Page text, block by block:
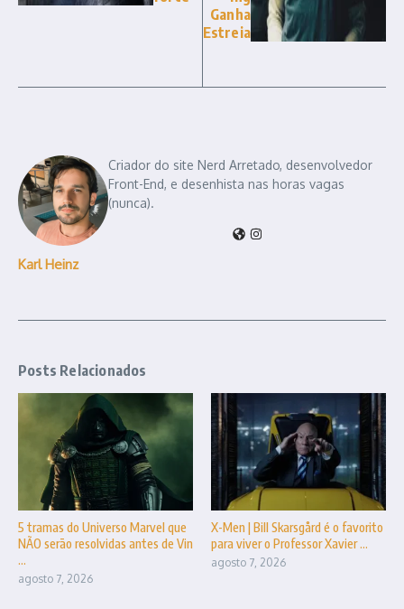
Ganha
Estreia
Karl Heinz
Criador do site Nerd Arretado, desenvolvedor
Front-End, e desenhista nas horas vagas
(nunca).
Posts Relacionados
5 tramas do Universo Marvel que
NÃO serão resolvidas antes de Vin
...
agosto 7, 2026
X-Men | Bill Skarsgård é o favorito
para viver o Professor Xavier ...
agosto 7, 2026